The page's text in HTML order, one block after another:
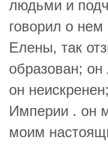
людьми и
говорил о
Елены, так
образован; он
он
Империи . он
моим